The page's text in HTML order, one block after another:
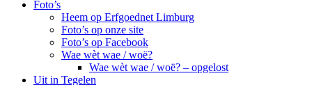
Foto’s
Heem op Erfgoednet Limburg
Foto’s op onze site
Foto’s op Facebook
Wae wèt wae / woë?
Wae wèt wae / woë? – opgelost
Uit in Tegelen